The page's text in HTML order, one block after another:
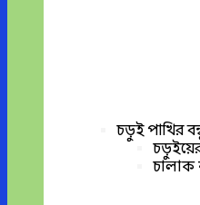
চড়ুই পাখির